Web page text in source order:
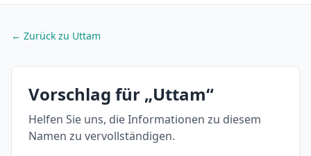
← Zurück zu Uttam
Vorschlag für „Uttam“
Helfen Sie uns, die Informationen zu diesem
Namen zu vervollständigen.